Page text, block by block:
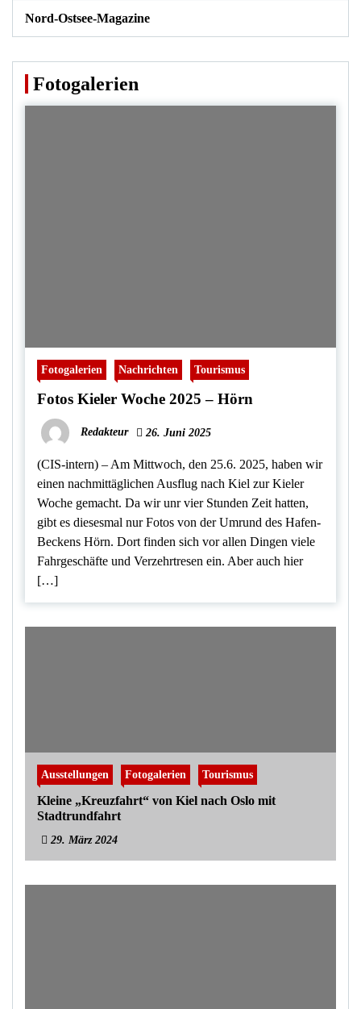
Nord-Ostsee-Magazine
Fotogalerien
Fotogalerien Nachrichten Tourismus
Fotos Kieler Woche 2025 – Hörn
Redakteur 26. Juni 2025
(CIS-intern) – Am Mittwoch, den 25.6. 2025, haben wir
einen nachmittäglichen Ausflug nach Kiel zur Kieler
Woche gemacht. Da wir unr vier Stunden Zeit hatten,
gibt es diesesmal nur Fotos von der Umrund des Hafen-
Beckens Hörn. Dort finden sich vor allen Dingen viele
Fahrgeschäfte und Verzehrtresen ein. Aber auch hier
[…]
Ausstellungen Fotogalerien Tourismus
Kleine „Kreuzfahrt“ von Kiel nach Oslo mit
Stadtrundfahrt
29. März 2024